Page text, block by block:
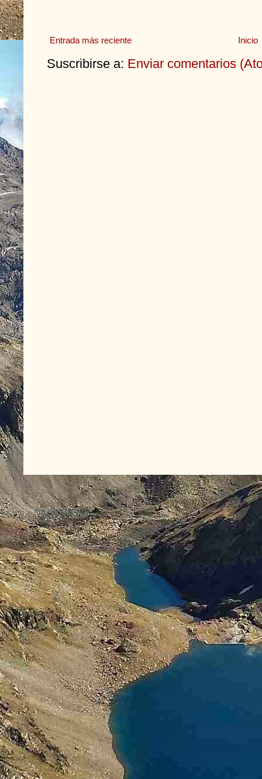
Entrada más reciente Inicio
Suscribirse a: Enviar comentarios